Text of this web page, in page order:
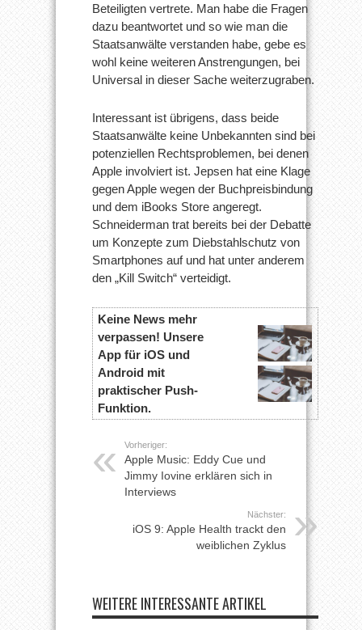
Beteiligten vertrete. Man habe die Fragen
dazu beantwortet und so wie man die
Staatsanwälte verstanden habe, gebe es
wohl keine weiteren Anstrengungen, bei
Universal in dieser Sache weiterzugraben.
Interessant ist übrigens, dass beide
Staatsanwälte keine Unbekannten sind bei
potenziellen Rechtsproblemen, bei denen
Apple involviert ist. Jepsen hat eine Klage
gegen Apple wegen der Buchpreisbindung
und dem iBooks Store angeregt.
Schneiderman trat bereits bei der Debatte
um Konzepte zum Diebstahlschutz von
Smartphones auf und hat unter anderem
den „Kill Switch“ verteidigt.
Keine News mehr
verpassen! Unsere
App für iOS und
Android mit
praktischer Push-
Funktion.
Vorheriger:
Apple Music: Eddy Cue und
Jimmy Iovine erklären sich in
Interviews
Nächster:
iOS 9: Apple Health trackt den
weiblichen Zyklus
WEITERE INTERESSANTE ARTIKEL